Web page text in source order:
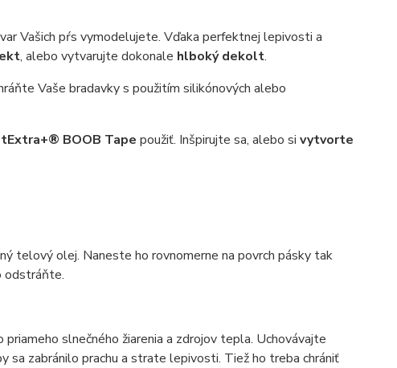
Vašich pŕs vymodelujete. Vďaka perfektnej lepivosti a
, alebo vytvarujte dokonale hlboký dekolt.
Vaše bradavky s použitím silikónových alebo
BOOB Tape použiť. Inšpirujte sa, alebo si vytvorte
telový olej. Naneste ho rovnomerne na povrch pásky tak
odstráňte.
slnečného žiarenia a zdrojov tepla. Uchovávajte
sa zabránilo prachu a strate lepivosti. Tiež ho treba chrániť